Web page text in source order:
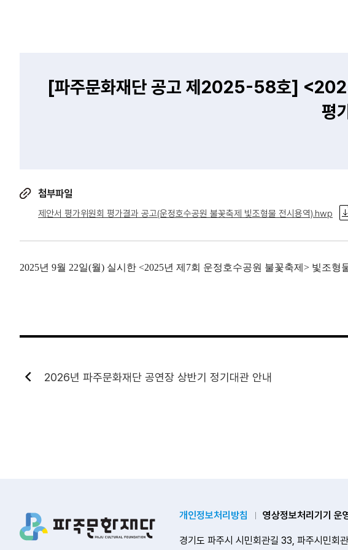
[파주문화재단 공고 제2025-58호]
평
첨부파일
제안서 평가위원회 평가결과 공고(운정호수공원 불꽃축제 빛조형물 전시용역).hwp
2025년 9월 22일(월) 실시한 <2025년 제7회 운정호수공원 불꽃축제> 빛조
2026년 파주문화재단 공연장 상반기 정기대관 안내
개인정보처리방침 영상정보처리기기 운
경기도 파주시 시민회관길 33, 파주시민회